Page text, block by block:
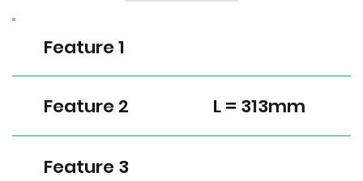
Feature 1
Feature 2
Feature 3
L = 313mm